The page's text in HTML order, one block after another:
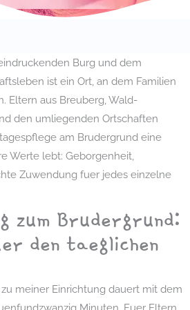
Burg und dem
ist ein Ort, an dem Familien
Eltern aus Breuberg, Wald-
den umliegenden Ortschaften
am Brudergrund eine
Werte lebt: Geborgenheit,
Zuwendung fuer jedes einzelne
zum Brudergrund:
den taeglichen
meiner Einrichtung dauert mit dem